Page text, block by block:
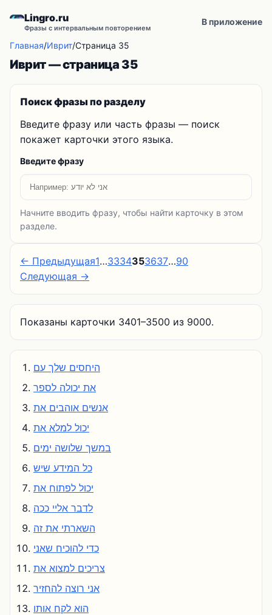
Lingro.ru
Фразы с интервальным повторением
В приложение
Главная/Иврит/Страница 35
Иврит — страница 35
Поиск фразы по разделу
Введите фразу или часть фразы — поиск
покажет карточки этого языка.
Введите фразу
Начните вводить фразу, чтобы найти карточку в этом
разделе.
← Предыдущая1…3334353637…90
Следующая →
Показаны карточки 3401–3500 из 9000.
היחסים שלך עם
את יכולה לספר
אנשים אוהבים את
יכול למלא את
במשך שלושה ימים
כל המידע שיש
יכול לפתוח את
לדבר אליי ככה
השארתי את זה
כדי להוכיח שאני
צריכים למצוא את
אני רוצה להחזיר
הוא לקח אותו